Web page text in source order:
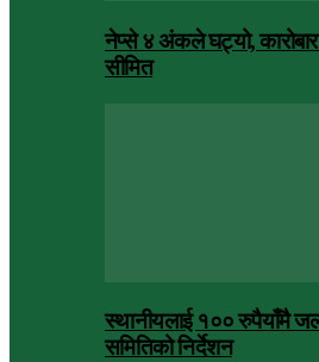
नेप्से ४ अंकले घट्यो,
सीमित
स्थानीयलाई १०० रुपैयाँमै
समितिको निर्देशन